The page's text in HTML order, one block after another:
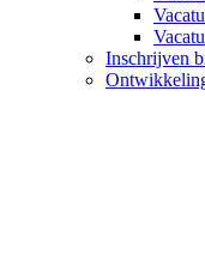
Inschrijven